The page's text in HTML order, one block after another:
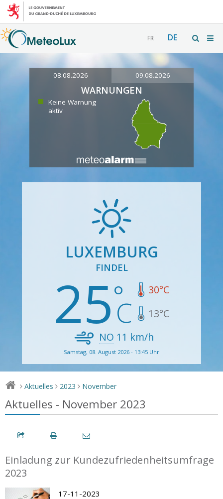
FR DE
08.08.2026 09.08.2026
WARNUNGEN
Keine Warnung
aktiv
LUXEMBURG
FINDEL
25 30°C
13°C
NO 11 km/h
Samstag, 08. August 2026 - 13:45 Uhr
> Aktuelles > 2023 > November
Aktuelles - November 2023
Einladung zur Kundezufriedenheitsumfrage
2023
17-11-2023